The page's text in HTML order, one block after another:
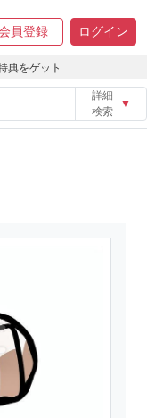
員登録 ログイン
典をゲット
詳細
検索
▼